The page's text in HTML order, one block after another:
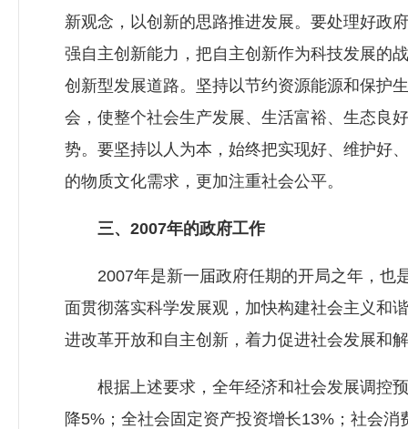
新观念，以创新的思路推进发展。要处理好政
强自主创新能力，把自主创新作为科技发展的
创新型发展道路。坚持以节约资源能源和保护
会，使整个社会生产发展、生活富裕、生态良
势。要坚持以人为本，始终把实现好、维护好
的物质文化需求，更加注重社会公平。
三、2007年的政府工作
2007年是新一届政府任期的开局之年，也是
面贯彻落实科学发展观，加快构建社会主义和
进改革开放和自主创新，着力促进社会发展和
根据上述要求，全年经济和社会发展调控预
降5%；全社会固定资产投资增长13%；社会